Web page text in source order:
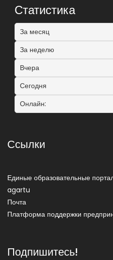
Статистика
За месяц
За неделю
Вчера
Сегодня
Онлайн:
Ссылки
Единые образовательные
agartu
Почта
Платформа поддержки
Подпишитесь!